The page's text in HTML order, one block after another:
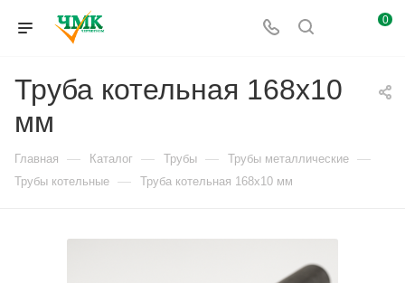
0
Труба котельная 168x10
мм
Главная — Каталог — Трубы — Трубы металлические —
Трубы котельные — Труба котельная 168x10 мм